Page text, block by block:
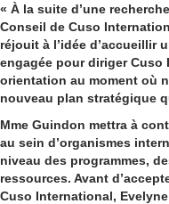
« À la suite d’une
Conseil de Cuso
réjouit à l’idée d’accueillir
engagée pour diriger
orientation au moment où
nouveau plan stratégique
Mme Guindon mettra à
au sein d’organismes
niveau des programmes,
ressources. Avant
Cuso International,